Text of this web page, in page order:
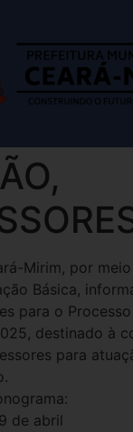
Mirim, por
Básica,
para o
destinado à
para
de abril